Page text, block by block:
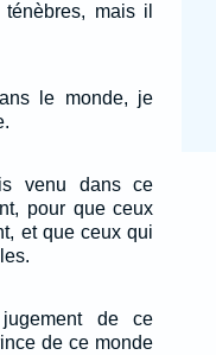
mais il
le monde, je
venu dans ce
pour que ceux
et que ceux qui
de ce
de ce monde